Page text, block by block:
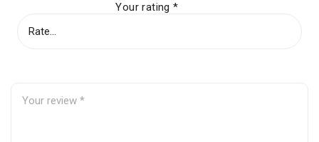
Your rating*